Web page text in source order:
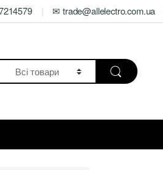
✉ trade@allelectro.com.ua